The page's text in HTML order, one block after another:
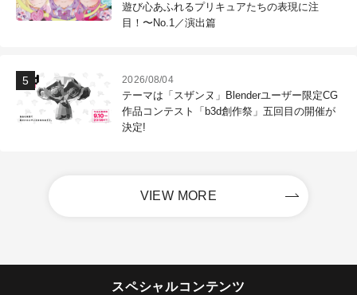
遊び心あふれるプリキュアたちの表現に注
目！〜No.1／演出篇
2026/08/04
テーマは「スザンヌ」Blenderユーザー限定CG
作品コンテスト「b3d創作祭」五回目の開催が
決定!
VIEW MORE
スペシャルコンテンツ